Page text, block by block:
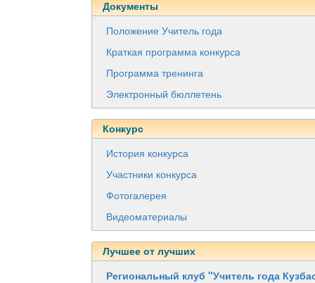
Документы
Положение Учитель года
Краткая программа конкурса
Программа тренинга
Электронный бюллетень
Конкурс
История конкурса
Участники конкурса
Фотогалерея
Видеоматериалы
Лучшее от лучших
Региональный клуб "Учитель года